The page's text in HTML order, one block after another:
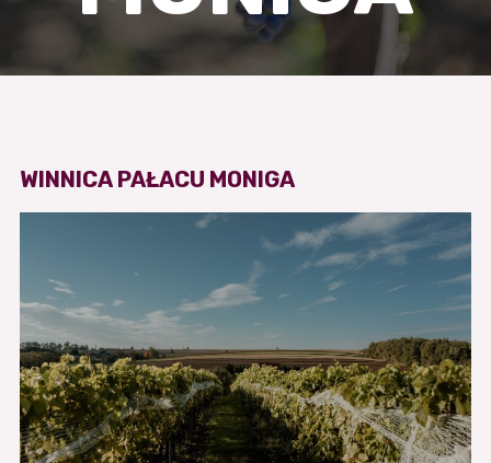
WINNICA PAŁACU MONIGA